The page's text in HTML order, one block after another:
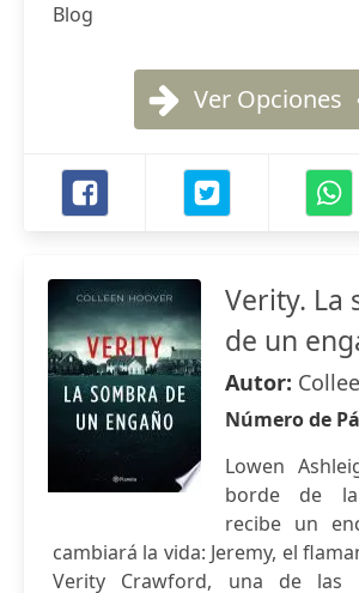
Blog
Ver Opciones
Verity. La
de un
Autor:
Número de
Lowen
borde de la
recibe un
cambiará la vida: Jeremy, el
Verity Crawford, una de las